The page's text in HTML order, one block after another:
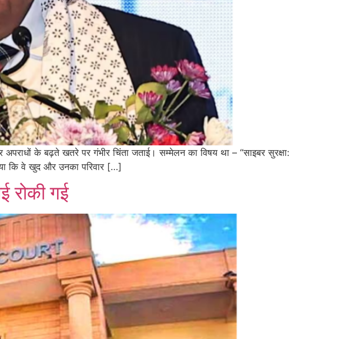
के बढ़ते खतरे पर गंभीर चिंता जताई। सम्मेलन का विषय था – “साइबर सुरक्षा:
कि वे खुद और उनका परिवार […]
रोकी गई